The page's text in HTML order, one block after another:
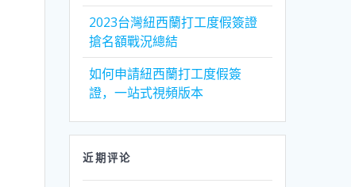
2023台灣紐西蘭打工度假簽證
搶名額戰況總結
如何申請紐西蘭打工度假簽
證，一站式視頻版本
近期评论